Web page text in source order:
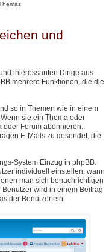
und
interessanten Dinge aus
mehrere Funktionen, die die
so in Themen wie in einem
sie ein Thema oder
oder Forum abonnieren.
E-Mails zu gesendet, die
System Einzug in phpBB.
individuell einstellen, wann
man sich benachrichtigen
wird in einem Beitrag
der Benutzer ein